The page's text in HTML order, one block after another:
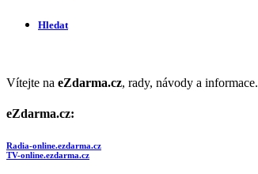
Hledat
Vítejte na eZdarma.cz, rady, návody a informace.
eZdarma.cz:
Radia-online.ezdarma.cz
TV-online.ezdarma.cz